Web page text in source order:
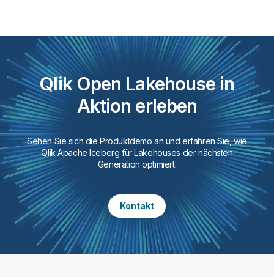
Qlik Open Lakehouse in
Aktion erleben
Sehen Sie sich die Produktdemo an und erfahren Sie, wie
Qlik Apache Iceberg für Lakehouses der nächsten
Generation optimiert.
Kontakt